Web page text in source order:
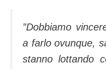
”Dobbiamo
a farlo ovunque,
stanno lottando